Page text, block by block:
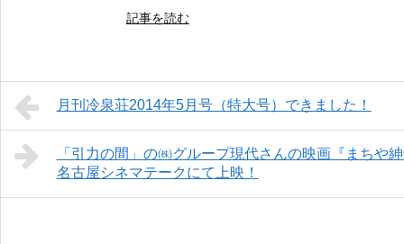
記事を読む
月刊冷泉荘2014年5月号（特大号）できました！
「引力の間」の㈱グループ現代さんの映画『まちや
名古屋シネマテークにて上映！